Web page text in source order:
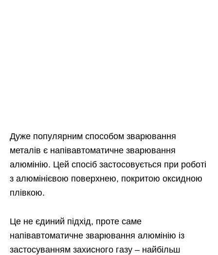
Дуже популярним способом зварювання
металів є напівавтоматичне зварювання
алюмінію. Цей спосіб застосовується при роботі
з алюмінієвою поверхнею, покритою оксидною
плівкою.
Це не єдиний підхід, проте саме
напівавтоматичне зварювання алюмінію із
застосуванням захисного газу – найбільш